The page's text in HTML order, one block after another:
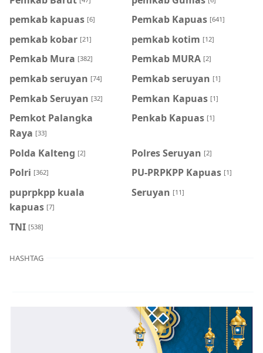
pemkab kapuas [6] Pemkab Kapuas [641]
pemkab kobar [21] pemkab kotim [12]
Pemkab Mura [382] Pemkab MURA [2]
pemkab seruyan [74] Pemkab seruyan [1]
Pemkab Seruyan [32] Pemkan Kapuas [1]
Pemkot Palangka
Raya [33]
Penkab Kapuas [1]
Polda Kalteng [2] Polres Seruyan [2]
Polri [362] PU-PRPKPP Kapuas [1]
puprpkpp kuala
kapuas [7]
Seruyan [11]
TNI [538]
HASHTAG